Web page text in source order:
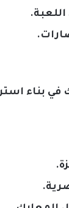
بناء